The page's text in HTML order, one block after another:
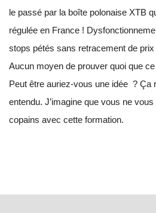
le passé par la boîte polonaise XTB
régulée en France !
stops pétés sans retracement de prix
Aucun moyen de prouver quoi que
Peut être auriez-vous une idée ? Ça
entendu. J’imagine que vous ne
copains avec cette formation.